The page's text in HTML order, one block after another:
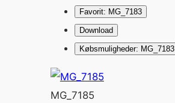
Favorit: MG_7183
Download
Købsmuligheder: MG_7183
MG_7185